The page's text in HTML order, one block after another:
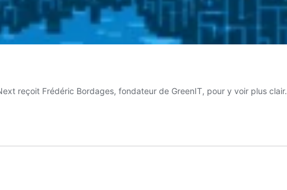
reçoit Frédéric Bordages, fondateur de GreenIT, pour y voir plus clair.